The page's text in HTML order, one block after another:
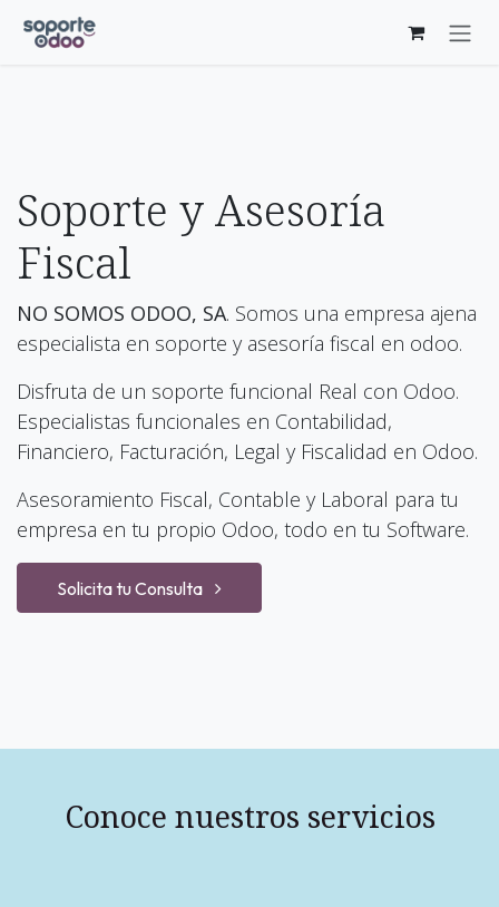
Soporte y Asesoría
Fiscal
NO SOMOS ODOO, SA. Somos una empresa ajena
especialista en soporte y asesoría fiscal en odoo.
Disfruta de un soporte funcional Real con Odoo.
Especialistas funcionales en Contabilidad,
Financiero, Facturación, Legal y Fiscalidad en Odoo.
Asesoramiento Fiscal, Contable y Laboral para tu
empresa en tu propio Odoo, todo en tu Software.
Solicita tu Consulta
Conoce nuestros servicios